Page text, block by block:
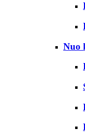
Nuo